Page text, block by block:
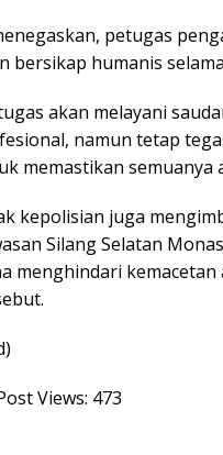
petugas
bersikap humanis
akan melayani
namun tetap
memastikan semuanya
kepolisian juga
Silang Selatan
menghindari
Views: 473